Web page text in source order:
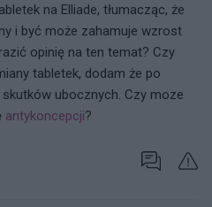
na Elliade, tłumacząc, że
i być może zahamuje wzrost
opinię na ten temat? Czy
tabletek, dodam że po
ubocznych. Czy moze
antykoncepcji?